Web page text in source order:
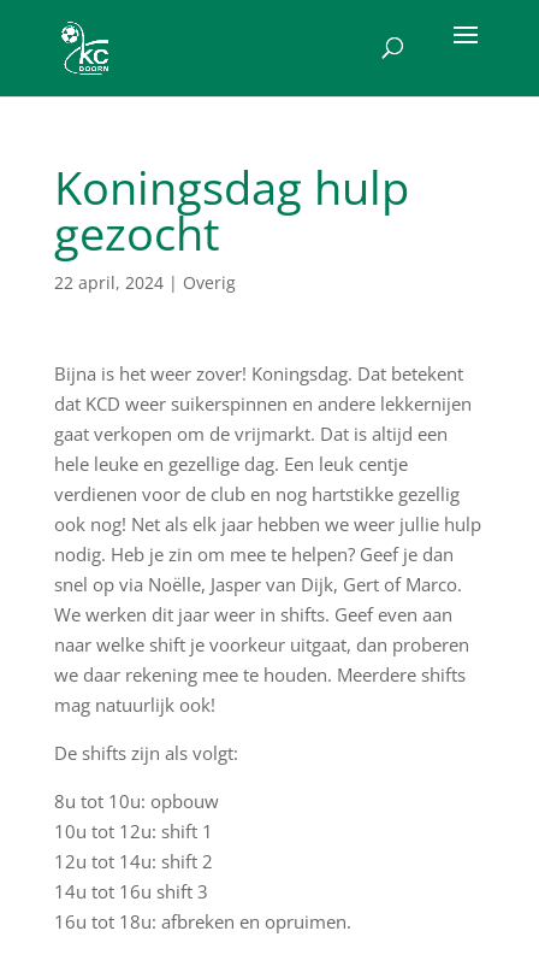
Koningsdag hulp
gezocht
22 april, 2024| Overig
Bijna is het weer zover! Koningsdag. Dat betekent
dat KCD weer suikerspinnen en andere lekkernijen
gaat verkopen om de vrijmarkt. Dat is altijd een
hele leuke en gezellige dag. Een leuk centje
verdienen voor de club en nog hartstikke gezellig
ook nog! Net als elk jaar hebben we weer jullie hulp
nodig. Heb je zin om mee te helpen? Geef je dan
snel op via Noëlle, Jasper van Dijk, Gert of Marco.
We werken dit jaar weer in shifts. Geef even aan
naar welke shift je voorkeur uitgaat, dan proberen
we daar rekening mee te houden. Meerdere shifts
mag natuurlijk ook!
De shifts zijn als volgt:
8u tot 10u: opbouw
10u tot 12u: shift 1
12u tot 14u: shift 2
14u tot 16u shift 3
16u tot 18u: afbreken en opruimen.